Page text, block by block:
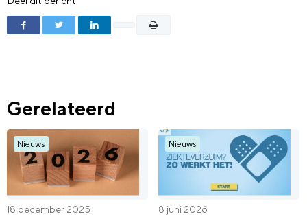
Gerelateerd
Nieuws
18 december 2025
Nieuws
8 juni 2026